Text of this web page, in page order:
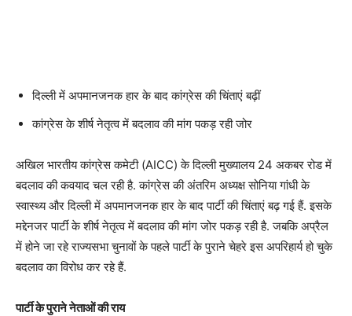
दिल्ली में अपमानजनक हार के बाद कांग्रेस की चिंताएं बढ़ीं
कांग्रेस के शीर्ष नेतृत्व में बदलाव की मांग पकड़ रही जोर
अखिल भारतीय कांग्रेस कमेटी (AICC) के दिल्ली मुख्यालय 24 अकबर रोड में
बदलाव की कवयाद चल रही है. कांग्रेस की अंतरिम अध्यक्ष सोनिया गांधी के
स्वास्थ्य और दिल्ली में अपमानजनक हार के बाद पार्टी की चिंताएं बढ़ गई हैं. इसके
मद्देनजर पार्टी के शीर्ष नेतृत्व में बदलाव की मांग जोर पकड़ रही है. जबकि अप्रैल
में होने जा रहे राज्यसभा चुनावों के पहले पार्टी के पुराने चेहरे इस अपरिहार्य हो चुके
बदलाव का विरोध कर रहे हैं.
पार्टी के पुराने नेताओं की राय